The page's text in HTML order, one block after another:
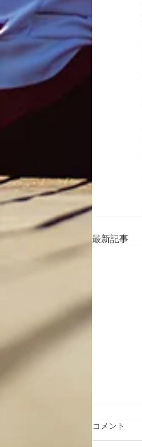
最新記事
コメント